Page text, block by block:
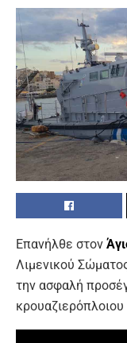
Επανήλθε στον
Λιμενικού
την ασφαλή
κρουαζιερόπλοιου